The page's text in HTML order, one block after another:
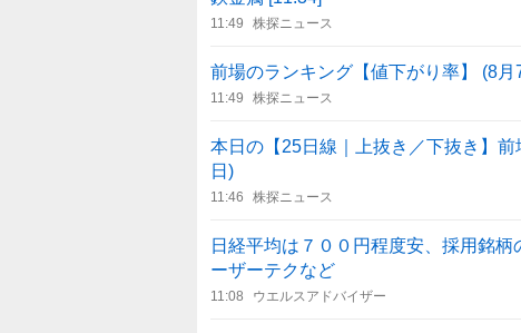
11:49 株探ニュース
前場のランキング【値下がり率】 (8月
11:49 株探ニュース
本日の【25日線｜上抜き／下抜き
日)
11:46 株探ニュース
日経平均は７００円程度安、採用銘
ーザーテクなど
11:08 ウエルスアドバイザー